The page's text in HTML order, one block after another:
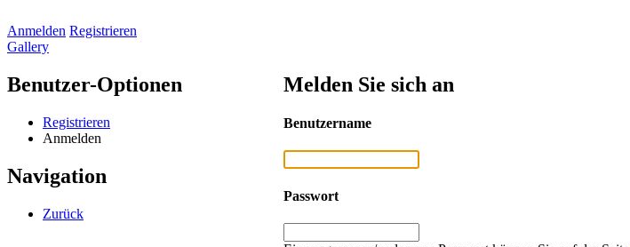
Anmelden Registrieren
Gallery
Benutzer-Optionen
Registrieren
Anmelden
Navigation
Zurück
Melden Sie sich an
Benutzername
Passwort